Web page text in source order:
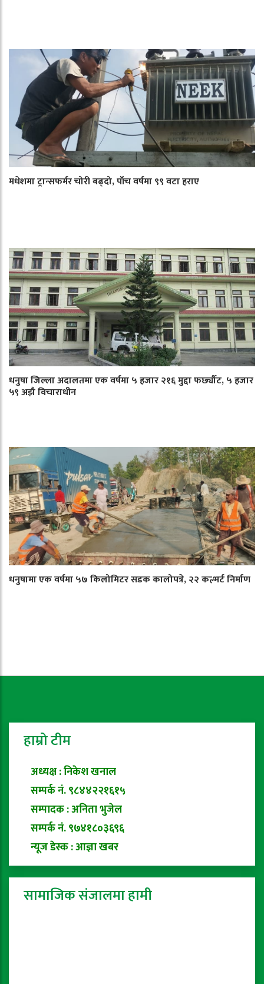
मधेशमा ट्रान्सफर्मर चोरी बढ्दो, पाँच वर्षमा ९९ वटा हराए
धनुषा जिल्ला अदालतमा एक वर्षमा ५ हजार २१६ मुद्दा फर्छ्यौट, ५ हजार
५९ अझै विचाराधीन
धनुषामा एक वर्षमा ५७ किलोमिटर सडक कालोपत्रे, २२ कल्भर्ट निर्माण
हाम्रो टीम
अध्यक्ष : निकेश खनाल
सम्पर्क नं. ९८४४२२१६१५
सम्पादक : अनिता भुजेल
सम्पर्क नं. ९७४१८०३६९६
न्यूज डेस्क : आज्ञा खबर
सामाजिक संजालमा हामी